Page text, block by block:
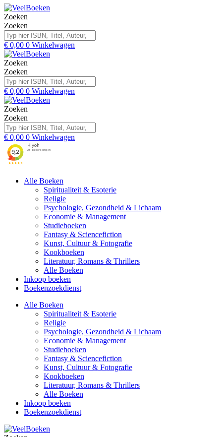
Zoeken
Zoeken
€ 0,00 0 Winkelwagen
Zoeken
Zoeken
€ 0,00 0 Winkelwagen
Zoeken
Zoeken
€ 0,00 0 Winkelwagen
Alle Boeken
Spiritualiteit & Esoterie
Religie
Psychologie, Gezondheid & Lichaam
Economie & Management
Studieboeken
Fantasy & Sciencefiction
Kunst, Cultuur & Fotografie
Kookboeken
Literatuur, Romans & Thrillers
Alle Boeken
Inkoop boeken
Boekenzoekdienst
Alle Boeken
Spiritualiteit & Esoterie
Religie
Psychologie, Gezondheid & Lichaam
Economie & Management
Studieboeken
Fantasy & Sciencefiction
Kunst, Cultuur & Fotografie
Kookboeken
Literatuur, Romans & Thrillers
Alle Boeken
Inkoop boeken
Boekenzoekdienst